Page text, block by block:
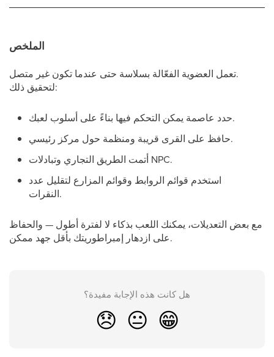
الملخص
تعمل العضوية الفعّالة بسلاسة حتى عندما تكون غير متصل.
لتحقيق ذلك:
حدد عاصمة يمكن التحكم فيها بناءً على أسلوب لعبك.
حافظ على القرى قريبة ومنظمة حول مركز رئيسي.
أتمت الطريق التجاري وتبادلات NPC.
استخدم قوائم الروابط وقوائم المزارع لتقليل عدد
النقرات.
مع بعض التعديلات، يمكنك اللعب بذكاء لا لفترة أطول — والحفاظ
على ازدهار إمبراطوريتك بأقل جهد ممكن.
هل كانت هذه الإجابة مفيدة؟
😞 😐 😁